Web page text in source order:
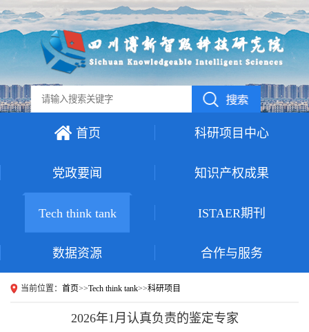
首页 科研项目中心
党政要闻 知识产权成果
Tech think tank ISTAER期刊
数据资源 合作与服务
当前位置： 首页>>Tech think tank>>科研项目
2026年1月认真负责的鉴定专家